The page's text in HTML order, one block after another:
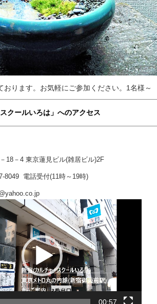
おります。お気軽にご参加ください。1名様～
クールいろは」へのアクセス
18－4 東京蓮見ビル(雑居ビル)2F
8049 電話受付(11時～19時)
00:57